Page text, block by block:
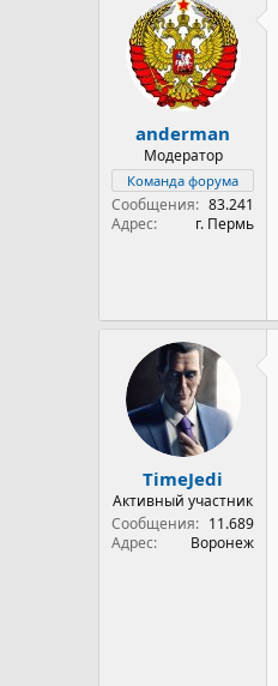
anderman
Модератор
Команда форума
Сообщения
83.241
Адрес
г. Пермь
TimeJedi
Активный участник
Сообщения
11.689
Адрес
Воронеж